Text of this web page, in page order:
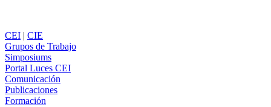
CEI | CIE
Grupos de Trabajo
Simposiums
Portal Luces CEI
Comunicación
Publicaciones
Formación